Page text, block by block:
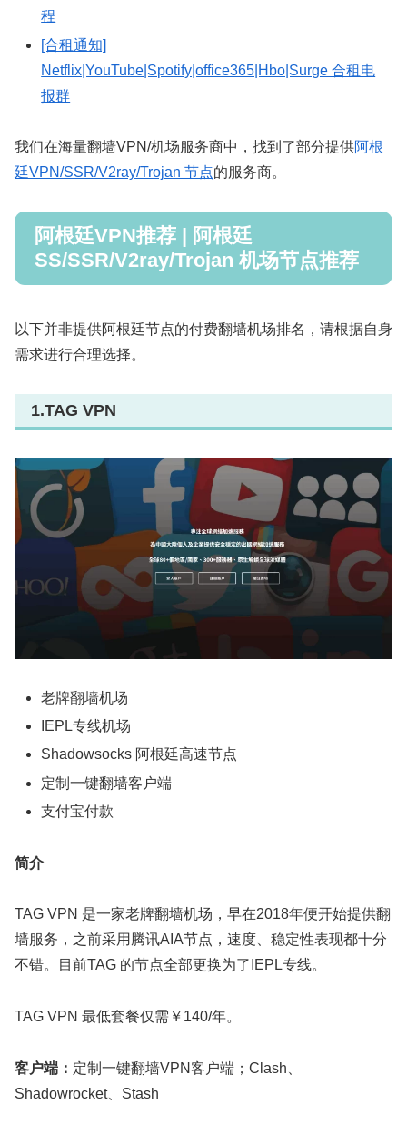
程
[合租通知]
Netflix|YouTube|Spotify|office365|Hbo|Surge 合租电
报群
我们在海量翻墙VPN/机场服务商中，找到了部分提供阿根
廷VPN/SSR/V2ray/Trojan 节点的服务商。
阿根廷VPN推荐 | 阿根廷
SS/SSR/V2ray/Trojan 机场节点推荐
以下并非提供阿根廷节点的付费翻墙机场排名，请根据自身
需求进行合理选择。
1.TAG VPN
老牌翻墙机场
IEPL专线机场
Shadowsocks 阿根廷高速节点
定制一键翻墙客户端
支付宝付款
简介
TAG VPN 是一家老牌翻墙机场，早在2018年便开始提供翻
墙服务，之前采用腾讯AIA节点，速度、稳定性表现都十分
不错。目前TAG 的节点全部更换为了IEPL专线。
TAG VPN 最低套餐仅需￥140/年。
客户端： 定制一键翻墙VPN客户端；Clash、
Shadowrocket、Stash